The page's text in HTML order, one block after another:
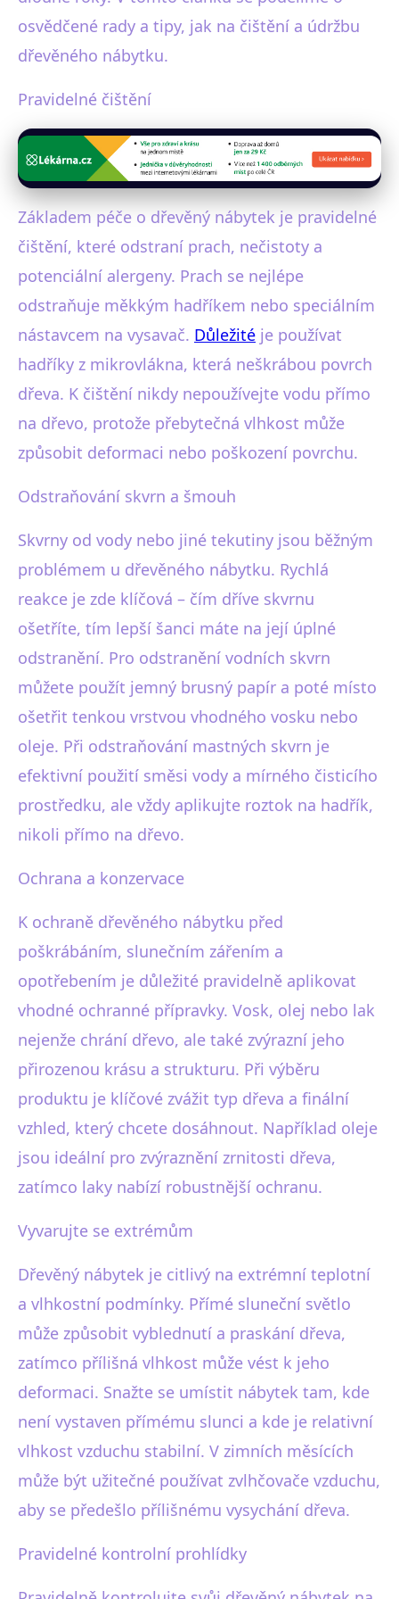
osvědčené rady a tipy, jak na čištění a údržbu
dřevěného nábytku.
Pravidelné čištění
Základem péče o dřevěný nábytek je pravidelné
čištění, které odstraní prach, nečistoty a
potenciální alergeny. Prach se nejlépe
odstraňuje měkkým hadříkem nebo speciálním
nástavcem na vysavač. Důležité je používat
hadříky z mikrovlákna, která neškrábou povrch
dřeva. K čištění nikdy nepoužívejte vodu přímo
na dřevo, protože přebytečná vlhkost může
způsobit deformaci nebo poškození povrchu.
Odstraňování skvrn a šmouh
Skvrny od vody nebo jiné tekutiny jsou běžným
problémem u dřevěného nábytku. Rychlá
reakce je zde klíčová – čím dříve skvrnu
ošetříte, tím lepší šanci máte na její úplné
odstranění. Pro odstranění vodních skvrn
můžete použít jemný brusný papír a poté místo
ošetřit tenkou vrstvou vhodného vosku nebo
oleje. Při odstraňování mastných skvrn je
efektivní použití směsi vody a mírného čisticího
prostředku, ale vždy aplikujte roztok na hadřík,
nikoli přímo na dřevo.
Ochrana a konzervace
K ochraně dřevěného nábytku před
poškrábáním, slunečním zářením a
opotřebením je důležité pravidelně aplikovat
vhodné ochranné přípravky. Vosk, olej nebo lak
nejenže chrání dřevo, ale také zvýrazní jeho
přirozenou krásu a strukturu. Při výběru
produktu je klíčové zvážit typ dřeva a finální
vzhled, který chcete dosáhnout. Například oleje
jsou ideální pro zvýraznění zrnitosti dřeva,
zatímco laky nabízí robustnější ochranu.
Vyvarujte se extrémům
Dřevěný nábytek je citlivý na extrémní teplotní
a vlhkostní podmínky. Přímé sluneční světlo
může způsobit vyblednutí a praskání dřeva,
zatímco přílišná vlhkost může vést k jeho
deformaci. Snažte se umístit nábytek tam, kde
není vystaven přímému slunci a kde je relativní
vlhkost vzduchu stabilní. V zimních měsících
může být užitečné používat zvlhčovače vzduchu,
aby se předešlo přílišnému vysychání dřeva.
Pravidelné kontrolní prohlídky